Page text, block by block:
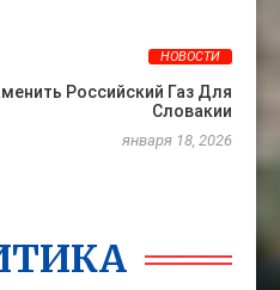
НОВОСТИ
Российский Газ Для
Словакии
января 18, 2026